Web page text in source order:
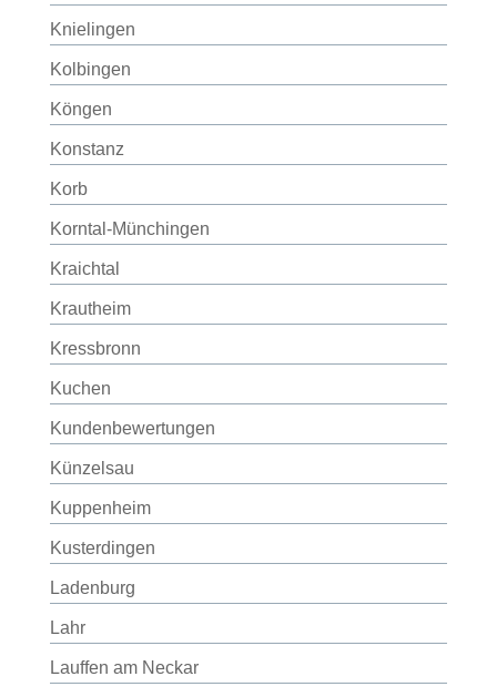
Knielingen
Kolbingen
Köngen
Konstanz
Korb
Korntal-Münchingen
Kraichtal
Krautheim
Kressbronn
Kuchen
Kundenbewertungen
Künzelsau
Kuppenheim
Kusterdingen
Ladenburg
Lahr
Lauffen am Neckar